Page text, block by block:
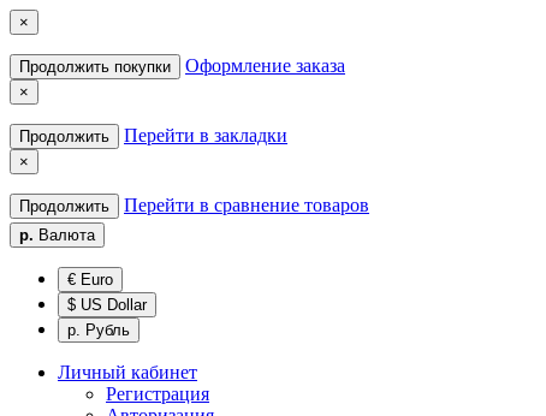
×
Продолжить покупки Оформление заказа
×
Продолжить Перейти в закладки
×
Продолжить Перейти в сравнение товаров
р. Валюта
€ Euro
$ US Dollar
р. Рубль
Личный кабинет
Регистрация